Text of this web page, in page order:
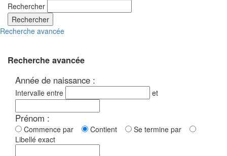
Rechercher
Rechercher
Recherche avancée
Recherche avancée
Année de naissance :
Intervalle entre et
Prénom :
Commence par Contient
Se termine par
Libellé exact